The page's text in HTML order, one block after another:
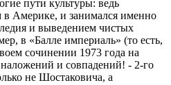
пути культуры: ведь
Америке, и занимался именно
и выведением чистых
в «Балле империаль» (то есть,
сочинении 1973 года на
и совпадений! - 2-го
не Шостаковича, а